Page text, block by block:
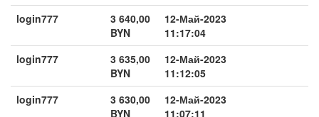
login777
3 640,00
BYN
12-Май-2023
11:17:04
login777
3 635,00
BYN
12-Май-2023
11:12:05
login777
3 630,00
BYN
12-Май-2023
11:07:11